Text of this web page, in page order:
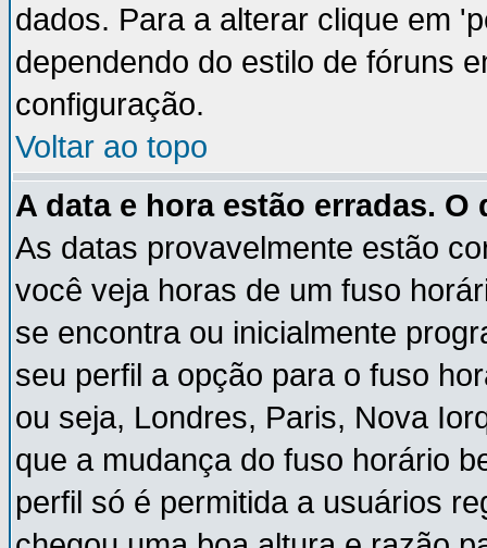
dados. Para a alterar clique em
dependendo do estilo de fóruns
configuração.
Voltar ao topo
A data e hora estão erradas. O
As datas provavelmente estão
você veja horas de um fuso
se encontra ou inicialmente
seu perfil a opção para o fuso
ou seja, Londres, Paris, Nova
que a mudança do fuso horário
perfil só é permitida a usuários